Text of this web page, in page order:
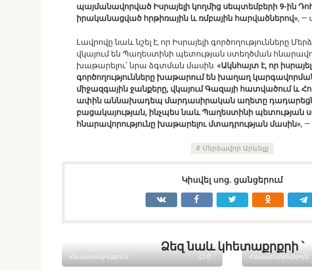
պայմանավորված Իսրայելի կողմից սեպտեմբերի 9-ին
իրականացված հրթիռային և ռմբային հարվածներով», —
Լավրովը նաև նշել է, որ Իսրայելի գործողությունները
վկայում են Պաղեստինի պետության ստեղծման
խաթարելու՝ նրա ձգտման մասին. «Ակնհայտ է, որ
գործողությունները խաթարում են խաղաղ
միջազգային ջանքերը, վկայում Գազայի հատվածում և
ափին աննախադեպ մարդասիրական աղետը
բացակայության, ինչպես նաև Պաղեստինի պետության
հնարավորությունը խաթարելու մտադրության մասին», —
Մերձավոր Արևելք
Կիսվել սոց․ ցանցերում
Ձեզ նաև կհետաքրքրի ՝
Հասարակություն 0 Հասարակություն